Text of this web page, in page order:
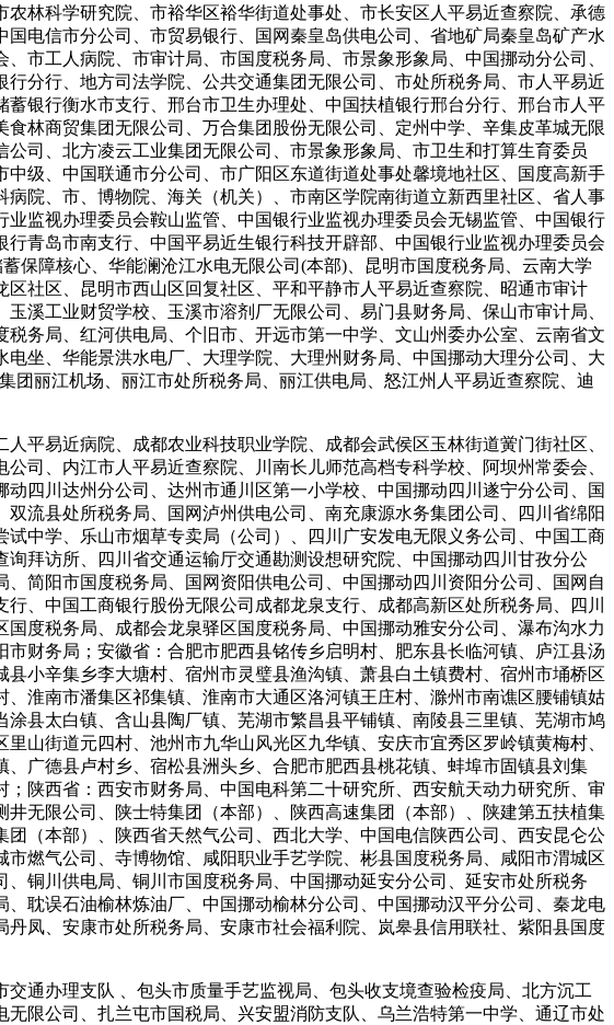
林科学研究院、市裕华区裕华街道处事处、市长安区人平易近查察院、承德
电信市分公司、市贸易银行、国网秦皇岛供电公司、省地矿局秦皇岛矿产水
市工人病院、市审计局、市国度税务局、市景象形象局、中国挪动分公司、
分行、地方司法学院、公共交通集团无限公司、市处所税务局、市人平易近
银行衡水市支行、邢台市卫生办理处、中国扶植银行邢台分行、邢台市人平
林商贸集团无限公司、万合集团股份无限公司、定州中学、辛集皮革城无限
司、北方凌云工业集团无限公司、市景象形象局、市卫生和打算生育委员
级、中国联通市分公司、市广阳区东道街道处事处馨境地社区、国度高新手
院、市、博物院、海关（机关）、市南区学院南街道立新西里社区、省人事
监视办理委员会鞍山监管、中国银行业监视办理委员会无锡监管、中国银行
青岛市南支行、中国平易近生银行科技开辟部、中国银行业监视办理委员会
保障核心、华能澜沧江水电无限公司(本部)、昆明市国度税务局、云南大学
社区、昆明市西山区回复社区、平和平静市人平易近查察院、昭通市审计
溪工业财贸学校、玉溪市溶剂厂无限公司、易门县财务局、保山市审计局、
务局、红河供电局、个旧市、开远市第一中学、文山州委办公室、云南省文
坐、华能景洪水电厂、大理学院、大理州财务局、中国挪动大理分公司、大
丽江机场、丽江市处所税务局、丽江供电局、怒江州人平易近查察院、迪
易近病院、成都农业科技职业学院、成都会武侯区玉林街道黉门街社区、
司、内江市人平易近查察院、川南长儿师范高档专科学校、阿坝州常委会、
四川达州分公司、达州市通川区第一小学校、中国挪动四川遂宁分公司、国
流县处所税务局、国网泸州供电公司、南充康源水务集团公司、四川省绵阳
中学、乐山市烟草专卖局（公司）、四川广安发电无限义务公司、中国工商
拜访所、四川省交通运输厅交通勘测设想研究院、中国挪动四川甘孜分公
简阳市国度税务局、国网资阳供电公司、中国挪动四川资阳分公司、国网自
、中国工商银行股份无限公司成都龙泉支行、成都高新区处所税务局、四川
度税务局、成都会龙泉驿区国度税务局、中国挪动雅安分公司、瀑布沟水力
财务局；安徽省：合肥市肥西县铭传乡启明村、肥东县长临河镇、庐江县汤
小辛集乡李大塘村、宿州市灵璧县渔沟镇、萧县白土镇费村、宿州市埇桥区
淮南市潘集区祁集镇、淮南市大通区洛河镇王庄村、滁州市南谯区腰铺镇姑
县太白镇、含山县陶厂镇、芜湖市繁昌县平铺镇、南陵县三里镇、芜湖市鸠
山街道元四村、池州市九华山风光区九华镇、安庆市宜秀区罗岭镇黄梅村、
广德县卢村乡、宿松县洲头乡、合肥市肥西县桃花镇、蚌埠市固镇县刘集
陕西省：西安市财务局、中国电科第二十研究所、西安航天动力研究所、审
无限公司、陕士特集团（本部）、陕西高速集团（本部）、陕建第五扶植集
（本部）、陕西省天然气公司、西北大学、中国电信陕西公司、西安昆仑公
燃气公司、寺博物馆、咸阳职业手艺学院、彬县国度税务局、咸阳市渭城区
铜川供电局、铜川市国度税务局、中国挪动延安分公司、延安市处所税务
耽误石油榆林炼油厂、中国挪动榆林分公司、中国挪动汉平分公司、秦龙电
凤、安康市处所税务局、安康市社会福利院、岚皋县信用联社、紫阳县国度
办理支队 、包头市质量手艺监视局、包头收支境查验检疫局、北方沉工
限公司、扎兰屯市国税局、兴安盟消防支队、乌兰浩特第一中学、通辽市处